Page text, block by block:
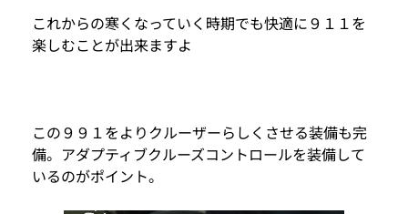
これからの寒くなっていく時期でも快適に９１１を
楽しむことが出来ますよ
この９９１をよりクルーザーらしくさせる装備も完
備。アダプティブクルーズコントロールを装備して
いるのがポイント。